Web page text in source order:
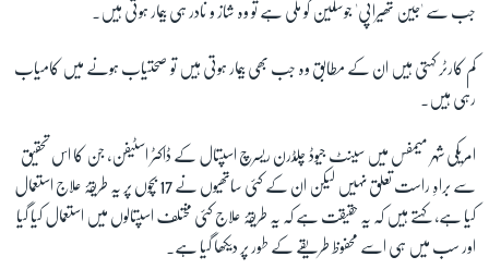
جب سے 'جین تھیراپی' جوسلین کو ملی ہے تو وہ شاز و نادر ہی بیمار ہوتی ہیں۔
کم کارٹر کہتی ہیں ان کے مطابق وہ جب بھی بیمار ہوتی ہیں تو صحتیاب ہونے میں کامیاب
رہی ہیں۔
امریکی شہر میمفس میں سینٹ جیوڈ چلڈرن ریسرچ اسپتال کے ڈاکٹر اسٹیفن، جن کا اس تحقیق
سے براہِ راست تعلق نہیں لیکن ان کے کئی ساتھیوں نے 17 بچوں پر یہ طریقۂ علاج استعمال
کیا ہے، کہتے ہیں کہ یہ حقیقت ہے کہ یہ طریقۂ علاج کئی مختلف اسپتالوں میں استعمال کیا گیا
اور سب میں ہی اسے محفوظ طریقے کے طور پر دیکھا گیا ہے۔